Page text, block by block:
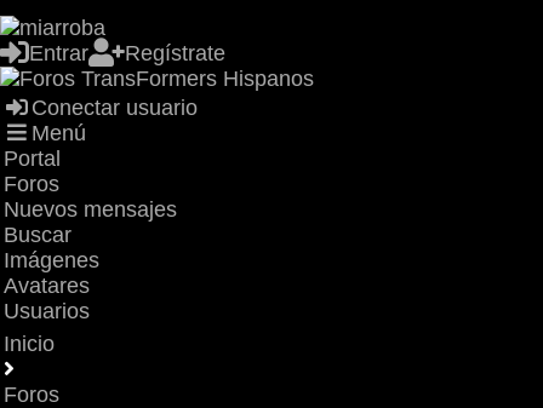
Entrar Regístrate
Conectar usuario
Menú
Portal
Foros
Nuevos mensajes
Buscar
Imágenes
Avatares
Usuarios
Inicio
Foros